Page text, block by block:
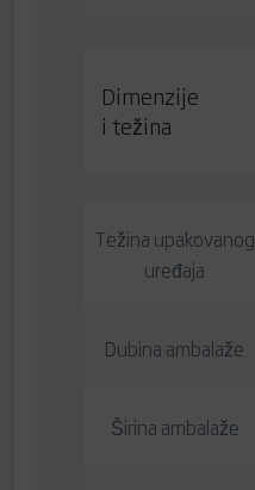
Dimenzije
i težina
Težina upakovanog
uređaja
Dubina ambalaže
Širina ambalaže